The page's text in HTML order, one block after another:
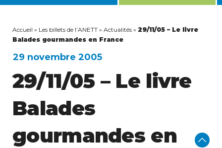
MENU
Accueil » Les billets de l’ANETT » Actualités » 29/11/05 – Le livre
Balades gourmandes en France
29 novembre 2005
29/11/05 – Le livre
Balades
gourmandes en